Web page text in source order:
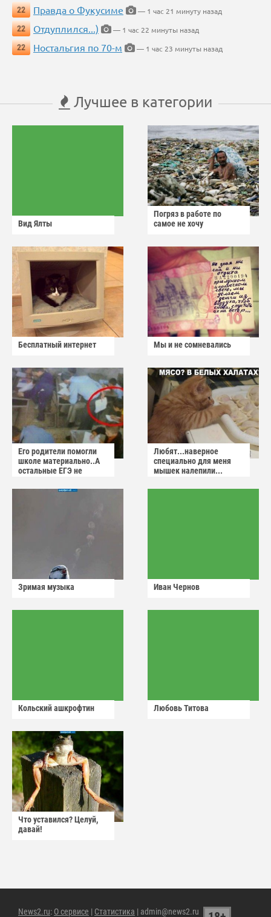
22
Правда о Фукусиме
— 1 час 21 минуту назад
22
Отдуплился...)
— 1 час 22 минуты назад
22
Ностальгия по 70-м — 1 час 23 минуты назад
Лучшее в категории
Вид Ялты
Погряз в работе по
самое не хочу
Бесплатный интернет Мы и не сомневались
Его родители помогли
школе материально..А
остальные ЕГЭ не
Любят...наверное
специально для меня
мышек налепили...
Зримая музыка Иван Чернов
Кольский ашкрофтин Любовь Титова
Что уставился? Целуй,
давай!
News2.ru: О сервисе | Статистика | admin@news2.ru